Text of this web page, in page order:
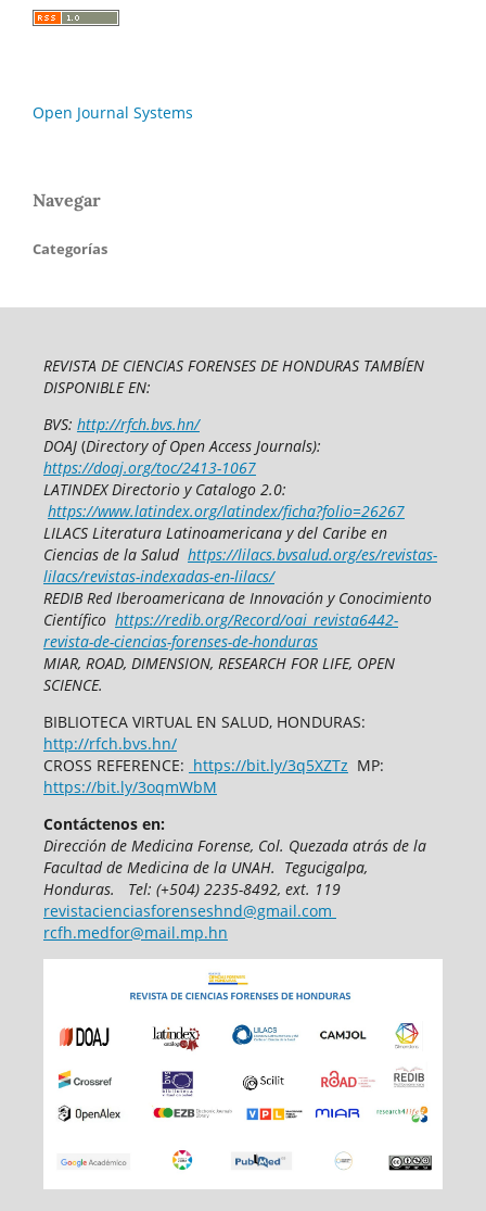
Open Journal Systems
Navegar
Categorías
REVISTA DE CIENCIAS FORENSES DE HONDURAS TAMBÍEN
DISPONIBLE EN:
BVS: http://rfch.bvs.hn/
DOAJ(Directory of Open Access Journals):
https://doaj.org/toc/2413-1067
LATINDEX Directorio y Catalogo 2.0:
https://www.latindex.org/latindex/ficha?folio=26267
LILACS Literatura Latinoamericana y del Caribe en
Ciencias de la Salud https://lilacs.bvsalud.org/es/revistas-
lilacs/revistas-indexadas-en-lilacs/
REDIB Red Iberoamericana de Innovación y Conocimiento
Científico https://redib.org/Record/oai_revista6442-
revista-de-ciencias-forenses-de-honduras
MIAR, ROAD, DIMENSION, RESEARCH FOR LIFE, OPEN
SCIENCE.
BIBLIOTECA VIRTUAL EN SALUD, HONDURAS:
http://rfch.bvs.hn/
CROSS REFERENCE: https://bit.ly/3q5XZTz MP:
https://bit.ly/3oqmWbM
Contáctenos en:
Dirección de Medicina Forense, Col. Quezada atrás de la
Facultad de Medicina de la UNAH. Tegucigalpa,
Honduras. Tel: (+504) 2235-8492, ext. 119
revistacienciasforenseshnd@gmail.com
rcfh.medfor@mail.mp.hn